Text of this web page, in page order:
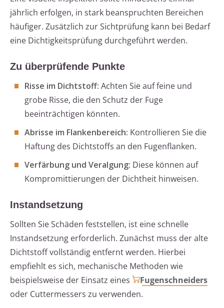
jährlich erfolgen, in stark beanspruchten Bereichen
häufiger. Zusätzlich zur Sichtprüfung kann bei Bedarf
eine Dichtigkeitsprüfung durchgeführt werden.
Zu überprüfende Punkte
Risse im Dichtstoff: Achten Sie auf feine und
grobe Risse, die den Schutz der Fuge
beeinträchtigen könnten.
Abrisse im Flankenbereich: Kontrollieren Sie die
Haftung des Dichtstoffs an den Fugenflanken.
Verfärbung und Veralgung: Diese können auf
Kompromittierungen der Dichtheit hinweisen.
Instandsetzung
Sollten Sie Schäden feststellen, ist eine schnelle
Instandsetzung erforderlich. Zunächst muss der alte
Dichtstoff vollständig entfernt werden. Hierbei
empfiehlt es sich, mechanische Methoden wie
beispielsweise der Einsatz eines
Fugenschneiders
oder Cuttermessers zu verwenden.